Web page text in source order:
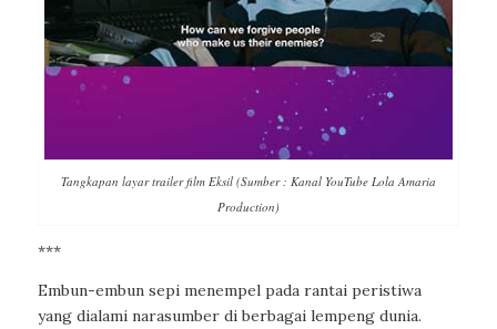
Tangkapan layar trailer film Eksil (Sumber : Kanal YouTube Lola Amaria
Production)
***
Embun-embun sepi menempel pada rantai peristiwa
yang dialami narasumber di berbagai lempeng dunia.